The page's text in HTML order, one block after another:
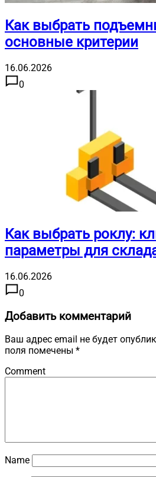
Как выбрать
основные критерии
16.06.2026
0
Как выбрать роклу:
параметры для
16.06.2026
0
Добавить комментарий
Ваш адрес email не будет
поля помечены *
Comment
Name